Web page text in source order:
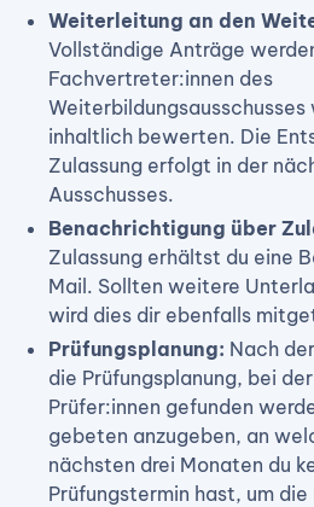
Weiterleitung an den
Vollständige Anträge
Fachvertreter:innen des
inhaltlich bewerten. Die
Zulassung erfolgt in der
Ausschusses.
Benachrichtigung über
Zulassung erhältst du eine
Mail. Sollten weitere
wird dies dir ebenfalls
Prüfungsplanung: Nach
die Prüfungsplanung, bei
Prüfer:innen gefunden
gebeten anzugeben, an
nächsten drei Monaten du
Prüfungstermin hast, um die